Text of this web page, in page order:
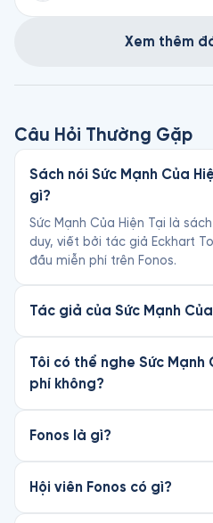
Xem thêm
Câu Hỏi Thường Gặp
Sách nói Sức Mạnh Của
gì?
Sức Mạnh Của Hiện Tại là
duy, viết bởi tác giả Eckhart
đầu miễn phí trên Fonos.
Tác giả của Sức Mạnh
Tôi có thể nghe Sức Mạnh
phí không?
Fonos là gì?
Hội viên Fonos có gì?